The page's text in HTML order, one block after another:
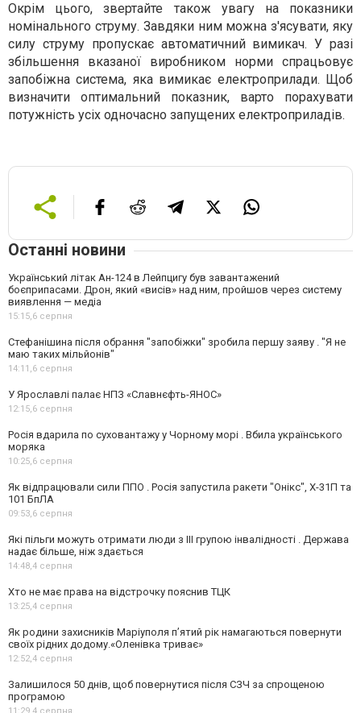
Окрім цього, звертайте також увагу на показники
номінального струму. Завдяки ним можна з'ясувати, яку
силу струму пропускає автоматичний вимикач. У разі
збільшення вказаної виробником норми спрацьовує
запобіжна система, яка вимикає електроприлади. Щоб
визначити оптимальний показник, варто порахувати
потужність усіх одночасно запущених електроприладів.
Останні новини
Український літак Ан-124 в Лейпцигу був завантажений
боєприпасами. Дрон, який «висів» над ним, пройшов через систему
виявлення — медіа
15:15,6 серпня
Стефанішина після обрання "запобіжки" зробила першу заяву . "Я не
маю таких мільйонів"
14:11,6 серпня
У Ярославлі палає НПЗ «Славнєфть-ЯНОС»
12:15,6 серпня
Росія вдарила по суховантажу у Чорному морі . Вбила українського
моряка
10:25,6 серпня
Як відпрацювали сили ППО . Росія запустила ракети "Онікс", Х-31П та
101 БпЛА
09:53,6 серпня
Які пільги можуть отримати люди з III групою інвалідності . Держава
надає більше, ніж здається
14:48,4 серпня
Хто не має права на відстрочку пояснив ТЦК
13:25,4 серпня
Як родини захисників Маріуполя пʼятий рік намагаються повернути
своїх рідних додому.«Оленівка триває»
12:52,4 серпня
Залишилося 50 днів, щоб повернутися після СЗЧ за спрощеною
програмою